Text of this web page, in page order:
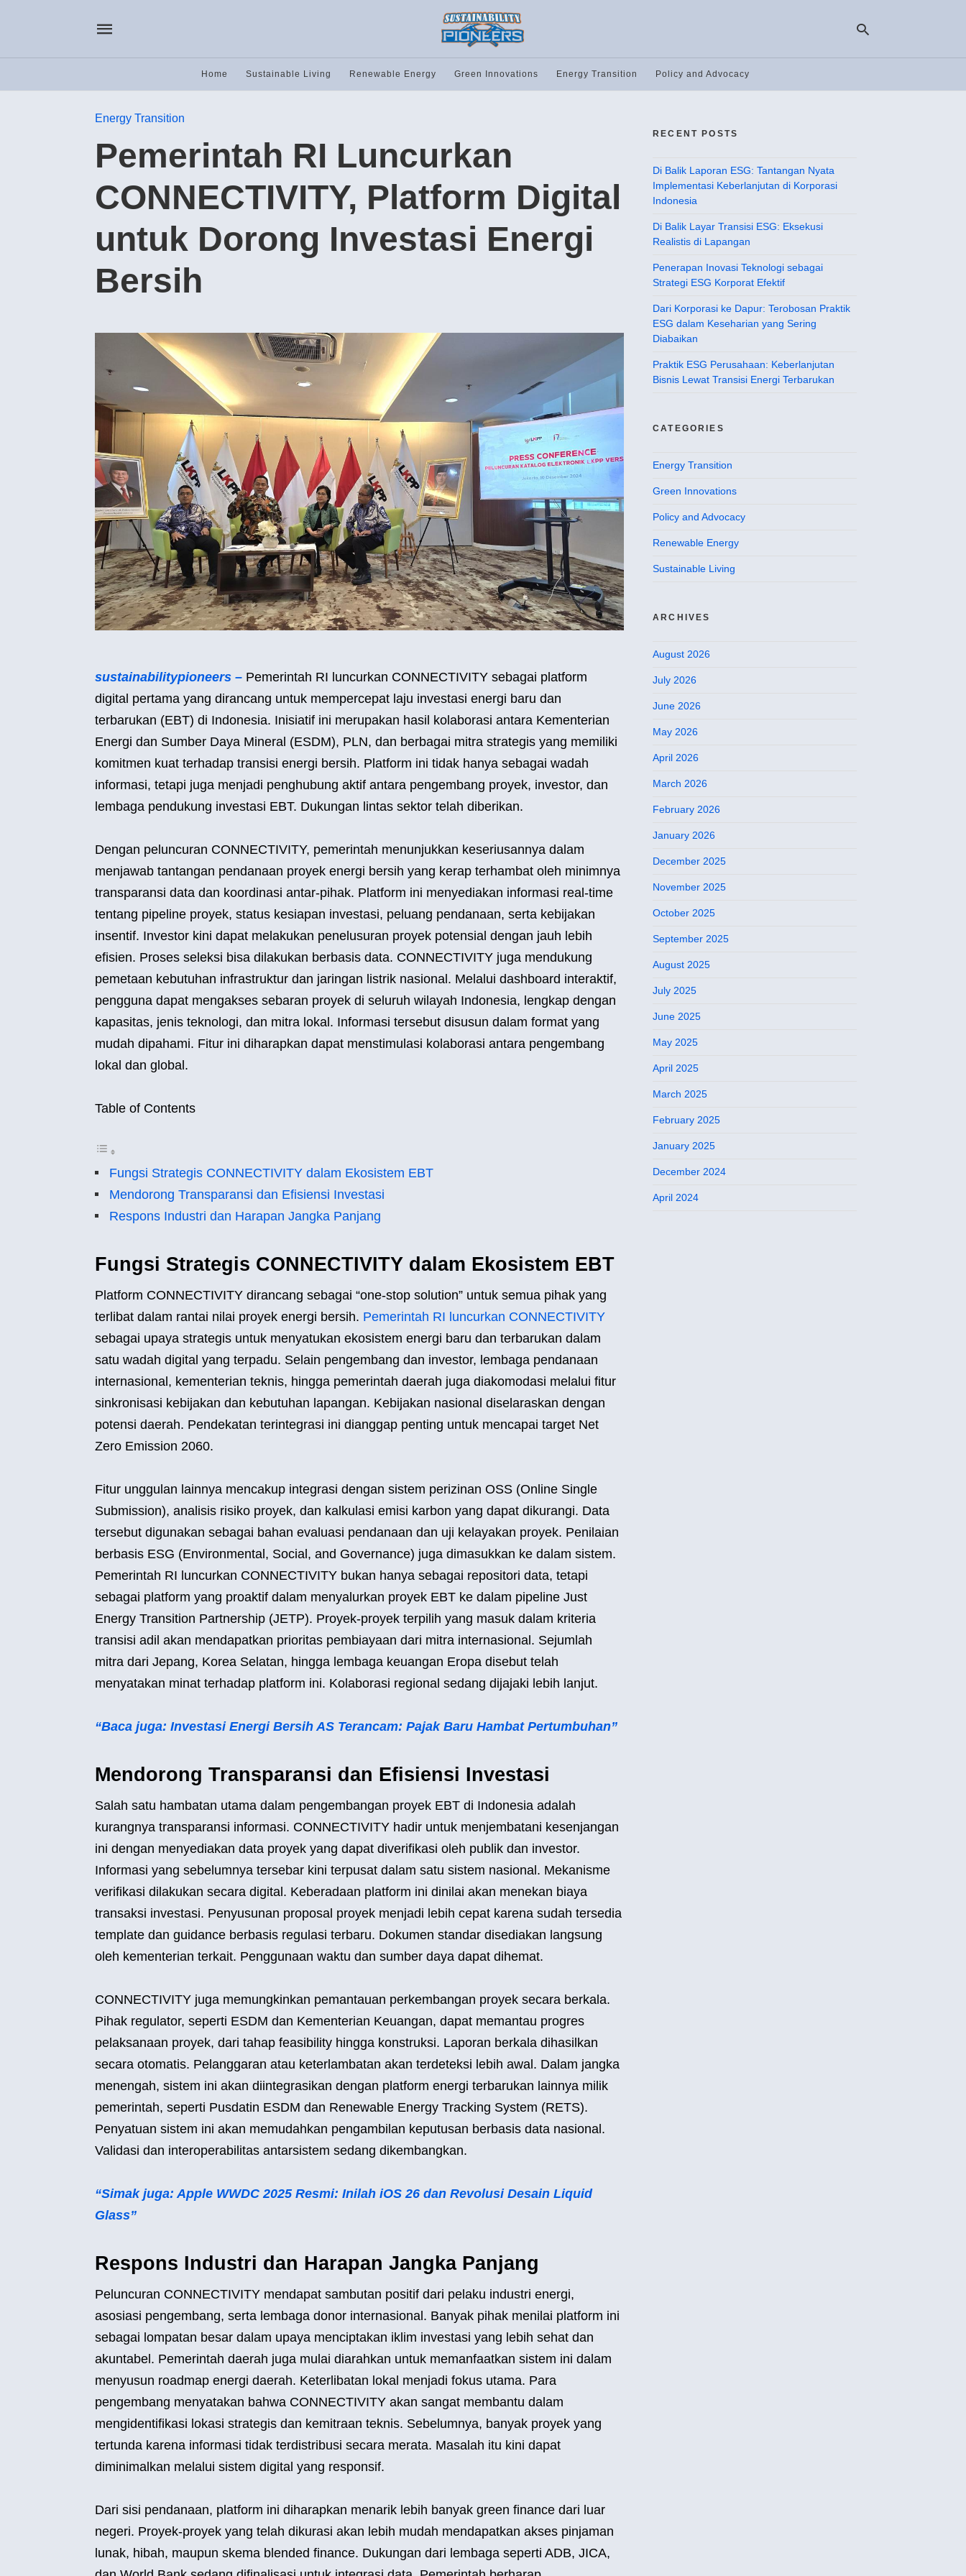
Home Sustainable Living Renewable Energy Green Innovations Energy Transition Policy and Advocacy
Energy Transition
Pemerintah RI Luncurkan
CONNECTIVITY, Platform Digital
untuk Dorong Investasi Energi
Bersih
sustainabilitypioneers – Pemerintah RI luncurkan CONNECTIVITY sebagai platform
digital pertama yang dirancang untuk mempercepat laju investasi energi baru dan
terbarukan (EBT) di Indonesia. Inisiatif ini merupakan hasil kolaborasi antara Kementerian
Energi dan Sumber Daya Mineral (ESDM), PLN, dan berbagai mitra strategis yang memiliki
komitmen kuat terhadap transisi energi bersih. Platform ini tidak hanya sebagai wadah
informasi, tetapi juga menjadi penghubung aktif antara pengembang proyek, investor, dan
lembaga pendukung investasi EBT. Dukungan lintas sektor telah diberikan.
Dengan peluncuran CONNECTIVITY, pemerintah menunjukkan keseriusannya dalam
menjawab tantangan pendanaan proyek energi bersih yang kerap terhambat oleh minimnya
transparansi data dan koordinasi antar-pihak. Platform ini menyediakan informasi real-time
tentang pipeline proyek, status kesiapan investasi, peluang pendanaan, serta kebijakan
insentif. Investor kini dapat melakukan penelusuran proyek potensial dengan jauh lebih
efisien. Proses seleksi bisa dilakukan berbasis data. CONNECTIVITY juga mendukung
pemetaan kebutuhan infrastruktur dan jaringan listrik nasional. Melalui dashboard interaktif,
pengguna dapat mengakses sebaran proyek di seluruh wilayah Indonesia, lengkap dengan
kapasitas, jenis teknologi, dan mitra lokal. Informasi tersebut disusun dalam format yang
mudah dipahami. Fitur ini diharapkan dapat menstimulasi kolaborasi antara pengembang
lokal dan global.
Table of Contents
Fungsi Strategis CONNECTIVITY dalam Ekosistem EBT
Mendorong Transparansi dan Efisiensi Investasi
Respons Industri dan Harapan Jangka Panjang
Fungsi Strategis CONNECTIVITY dalam Ekosistem EBT
Platform CONNECTIVITY dirancang sebagai “one-stop solution” untuk semua pihak yang
terlibat dalam rantai nilai proyek energi bersih. Pemerintah RI luncurkan CONNECTIVITY
sebagai upaya strategis untuk menyatukan ekosistem energi baru dan terbarukan dalam
satu wadah digital yang terpadu. Selain pengembang dan investor, lembaga pendanaan
internasional, kementerian teknis, hingga pemerintah daerah juga diakomodasi melalui fitur
sinkronisasi kebijakan dan kebutuhan lapangan. Kebijakan nasional diselaraskan dengan
potensi daerah. Pendekatan terintegrasi ini dianggap penting untuk mencapai target Net
Zero Emission 2060.
Fitur unggulan lainnya mencakup integrasi dengan sistem perizinan OSS (Online Single
Submission), analisis risiko proyek, dan kalkulasi emisi karbon yang dapat dikurangi. Data
tersebut digunakan sebagai bahan evaluasi pendanaan dan uji kelayakan proyek. Penilaian
berbasis ESG (Environmental, Social, and Governance) juga dimasukkan ke dalam sistem.
Pemerintah RI luncurkan CONNECTIVITY bukan hanya sebagai repositori data, tetapi
sebagai platform yang proaktif dalam menyalurkan proyek EBT ke dalam pipeline Just
Energy Transition Partnership (JETP). Proyek-proyek terpilih yang masuk dalam kriteria
transisi adil akan mendapatkan prioritas pembiayaan dari mitra internasional. Sejumlah
mitra dari Jepang, Korea Selatan, hingga lembaga keuangan Eropa disebut telah
menyatakan minat terhadap platform ini. Kolaborasi regional sedang dijajaki lebih lanjut.
“Baca juga: Investasi Energi Bersih AS Terancam: Pajak Baru Hambat Pertumbuhan”
Mendorong Transparansi dan Efisiensi Investasi
Salah satu hambatan utama dalam pengembangan proyek EBT di Indonesia adalah
kurangnya transparansi informasi. CONNECTIVITY hadir untuk menjembatani kesenjangan
ini dengan menyediakan data proyek yang dapat diverifikasi oleh publik dan investor.
Informasi yang sebelumnya tersebar kini terpusat dalam satu sistem nasional. Mekanisme
verifikasi dilakukan secara digital. Keberadaan platform ini dinilai akan menekan biaya
transaksi investasi. Penyusunan proposal proyek menjadi lebih cepat karena sudah tersedia
template dan guidance berbasis regulasi terbaru. Dokumen standar disediakan langsung
oleh kementerian terkait. Penggunaan waktu dan sumber daya dapat dihemat.
CONNECTIVITY juga memungkinkan pemantauan perkembangan proyek secara berkala.
Pihak regulator, seperti ESDM dan Kementerian Keuangan, dapat memantau progres
pelaksanaan proyek, dari tahap feasibility hingga konstruksi. Laporan berkala dihasilkan
secara otomatis. Pelanggaran atau keterlambatan akan terdeteksi lebih awal. Dalam jangka
menengah, sistem ini akan diintegrasikan dengan platform energi terbarukan lainnya milik
pemerintah, seperti Pusdatin ESDM dan Renewable Energy Tracking System (RETS).
Penyatuan sistem ini akan memudahkan pengambilan keputusan berbasis data nasional.
Validasi dan interoperabilitas antarsistem sedang dikembangkan.
“Simak juga: Apple WWDC 2025 Resmi: Inilah iOS 26 dan Revolusi Desain Liquid
Glass”
Respons Industri dan Harapan Jangka Panjang
Peluncuran CONNECTIVITY mendapat sambutan positif dari pelaku industri energi,
asosiasi pengembang, serta lembaga donor internasional. Banyak pihak menilai platform ini
sebagai lompatan besar dalam upaya menciptakan iklim investasi yang lebih sehat dan
akuntabel. Pemerintah daerah juga mulai diarahkan untuk memanfaatkan sistem ini dalam
menyusun roadmap energi daerah. Keterlibatan lokal menjadi fokus utama. Para
pengembang menyatakan bahwa CONNECTIVITY akan sangat membantu dalam
mengidentifikasi lokasi strategis dan kemitraan teknis. Sebelumnya, banyak proyek yang
tertunda karena informasi tidak terdistribusi secara merata. Masalah itu kini dapat
diminimalkan melalui sistem digital yang responsif.
Dari sisi pendanaan, platform ini diharapkan menarik lebih banyak green finance dari luar
negeri. Proyek-proyek yang telah dikurasi akan lebih mudah mendapatkan akses pinjaman
lunak, hibah, maupun skema blended finance. Dukungan dari lembaga seperti ADB, JICA,
RECENT POSTS
Di Balik Laporan ESG: Tantangan Nyata
Implementasi Keberlanjutan di Korporasi
Indonesia
Di Balik Layar Transisi ESG: Eksekusi
Realistis di Lapangan
Penerapan Inovasi Teknologi sebagai
Strategi ESG Korporat Efektif
Dari Korporasi ke Dapur: Terobosan Praktik
ESG dalam Keseharian yang Sering
Diabaikan
Praktik ESG Perusahaan: Keberlanjutan
Bisnis Lewat Transisi Energi Terbarukan
CATEGORIES
Energy Transition
Green Innovations
Policy and Advocacy
Renewable Energy
Sustainable Living
ARCHIVES
August 2026
July 2026
June 2026
May 2026
April 2026
March 2026
February 2026
January 2026
December 2025
November 2025
October 2025
September 2025
August 2025
July 2025
June 2025
May 2025
April 2025
March 2025
February 2025
January 2025
December 2024
April 2024